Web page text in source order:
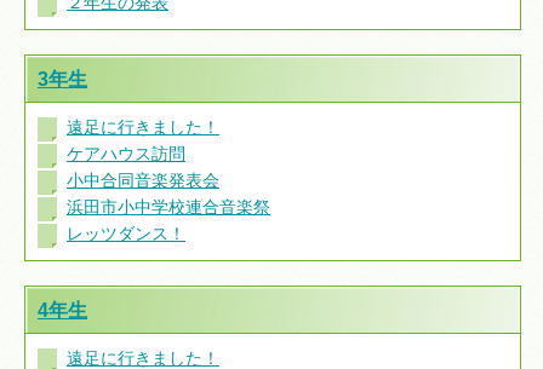
3年生
遠足に行きました！
ケアハウス訪問
小中合同音楽発表会
浜田市小中学校連合音楽祭
レッツダンス！
4年生
遠足に行きました！